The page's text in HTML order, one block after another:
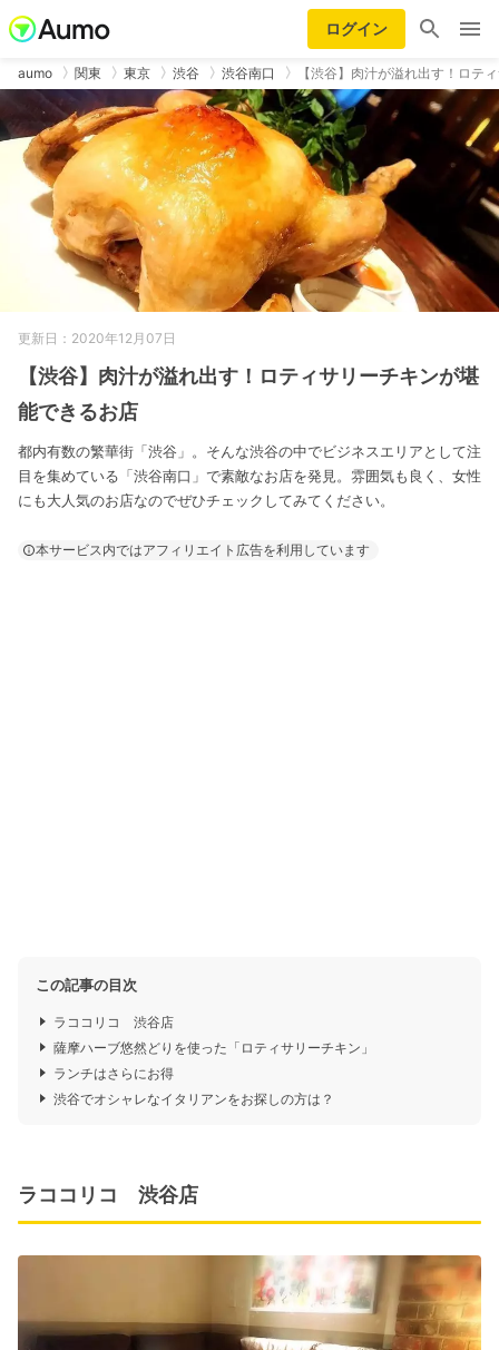
ログイン
aumo 関東 東京 渋谷 渋谷南口 【渋谷】肉汁が溢れ出す！ロテ
更新日：2020年12月07日
【渋谷】肉汁が溢れ出す！ロティサリーチキンが堪
能できるお店
都内有数の繁華街「渋谷」。そんな渋谷の中でビジネスエリアとして注
目を集めている「渋谷南口」で素敵なお店を発見。雰囲気も良く、女性
にも大人気のお店なのでぜひチェックしてみてください。
本サービス内ではアフィリエイト広告を利用しています
この記事の目次
ラココリコ 渋谷店
薩摩ハーブ悠然どりを使った「ロティサリーチキン」
ランチはさらにお得
渋谷でオシャレなイタリアンをお探しの方は？
ラココリコ 渋谷店